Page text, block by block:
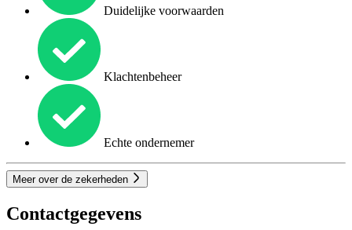
Duidelijke voorwaarden
Klachtenbeheer
Echte ondernemer
Meer over de zekerheden
Contactgegevens